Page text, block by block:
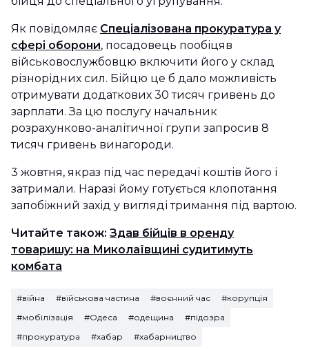
Як повідомляє Спеціалізована прокуратура у
сфері оборони, посадовець пообіцяв
військовослужбовцю включити його у склад
різнорідних сил. Бійцю це б дало можливість
отримувати додаткових 30 тисяч гривень до
зарплати. За цю послугу начальник
розрахунково-аналітичної групи запросив 8
тисяч гривень винагороди.
3 жовтня, якраз під час передачі коштів його і
затримали. Наразі йому готується клопотання
запобіжний захід у вигляді тримання під вартою.
Читайте також: Здав бійців в оренду
товаришу: на Миколаївщині судитимуть
комбата
#війна #військова частина #воєнний час
#корупція
#мобілізація
#Одеса #одещина
#підозра
#прокуратура
#хабар #хабарництво